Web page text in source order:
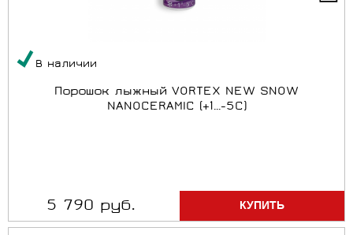
В наличии
Порошок лыжный VORTEX NEW SNOW
NANOCERAMIC (+1...-5C)
5 790 руб.